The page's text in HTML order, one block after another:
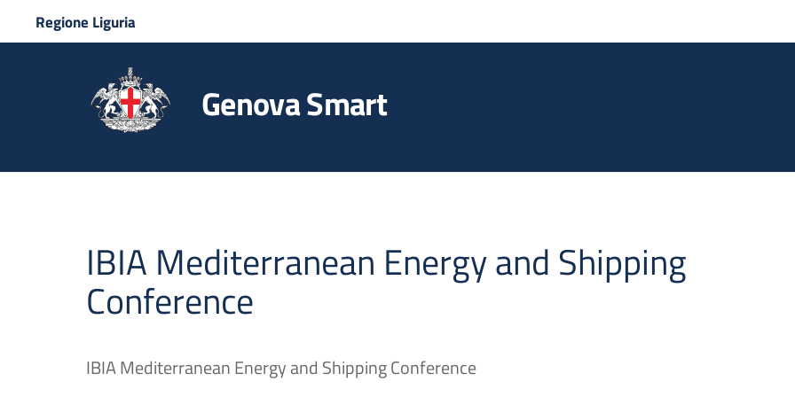
Regione Liguria
Genova Smart
IBIA Mediterranean Energy and Shipping
Conference
IBIA Mediterranean Energy and Shipping Conference